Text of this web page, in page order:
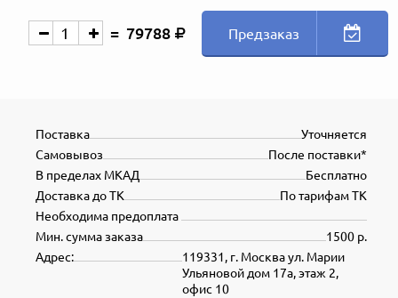
79788 Предзаказ
Уточняется
Поставка
После поставки*
Самовывоз
Бесплатно
В пределах МКАД
По тарифам ТК
Доставка до ТК
Необходима предоплата
1500 р.
Мин. сумма заказа
119331, г. Москва ул. Марии
Ульяновой дом 17а, этаж 2,
офис 10
Адрес: